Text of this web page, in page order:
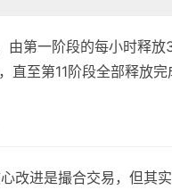
由第一阶段的每小时释
至第11阶段全部释放完
改进是撮合交易，但其